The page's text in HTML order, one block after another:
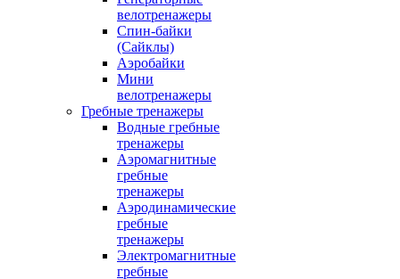
велотренажеры
Спин-байки
(Сайклы)
Аэробайки
Мини
велотренажеры
Гребные тренажеры
Водные гребные
тренажеры
Аэромагнитные
гребные
тренажеры
Аэродинамические
гребные
тренажеры
Электромагнитные
гребные